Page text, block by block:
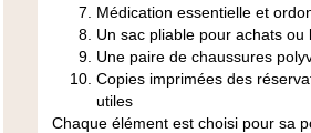
Médication essentielle et
Un sac pliable pour achats ou
Une paire de chaussures
Copies imprimées des
utiles
Chaque élément est choisi pour sa